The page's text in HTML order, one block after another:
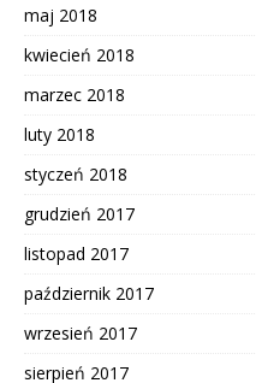
maj 2018
kwiecień 2018
marzec 2018
luty 2018
styczeń 2018
grudzień 2017
listopad 2017
październik 2017
wrzesień 2017
sierpień 2017